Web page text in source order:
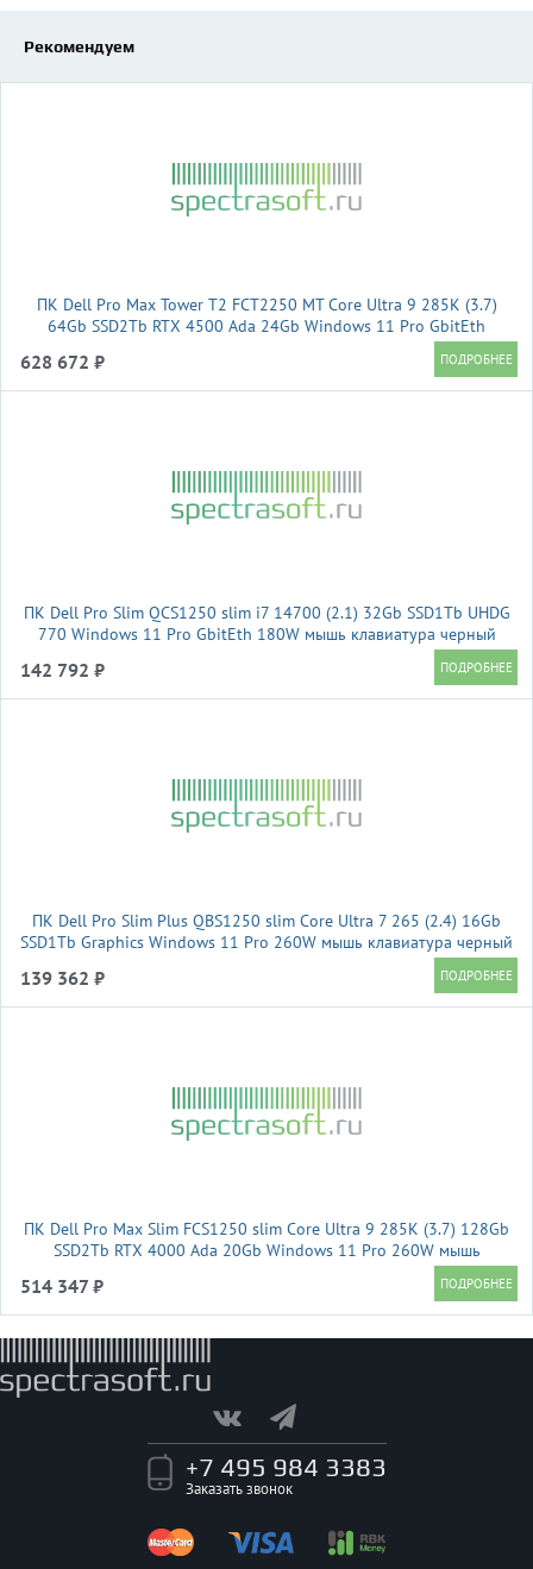
Рекомендуем
ПК Dell Pro Max Tower T2 FCT2250 MT Core Ultra 9 285K (3.7)
64Gb SSD2Tb RTX 4500 Ada 24Gb Windows 11 Pro GbitEth
628 672 ₽
ПК Dell Pro Slim QCS1250 slim i7 14700 (2.1) 32Gb SSD1Tb UHDG
770 Windows 11 Pro GbitEth 180W мышь клавиатура черный
142 792 ₽
ПК Dell Pro Slim Plus QBS1250 slim Core Ultra 7 265 (2.4) 16Gb
SSD1Tb Graphics Windows 11 Pro 260W мышь клавиатура черный
139 362 ₽
ПК Dell Pro Max Slim FCS1250 slim Core Ultra 9 285K (3.7) 128Gb
SSD2Tb RTX 4000 Ada 20Gb Windows 11 Pro 260W мышь
514 347 ₽
+7 495 984 3383
Заказать звонок